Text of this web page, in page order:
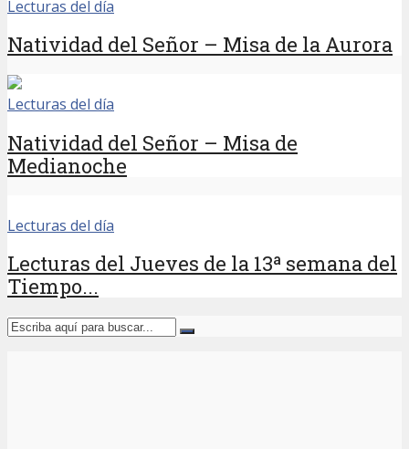
Lecturas del día
Natividad del Señor – Misa de la Aurora
Lecturas del día
Natividad del Señor – Misa de
Medianoche
Lecturas del día
Lecturas del Jueves de la 13ª semana del
Tiempo...